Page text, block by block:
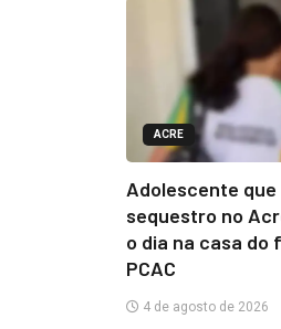
ACRE
Adolescente
sequestro no
o dia na casa do
PCAC
4 de agosto de 2026